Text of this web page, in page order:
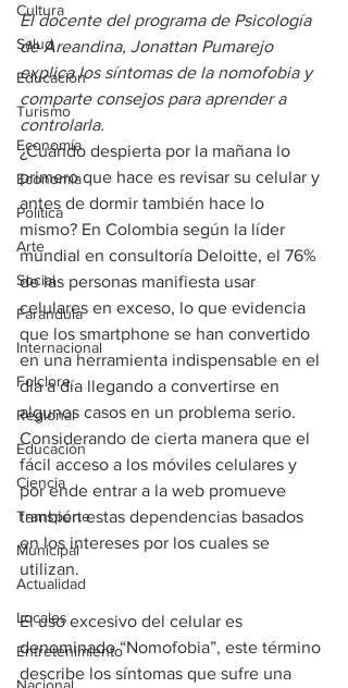
Cultura
Salud
Educación
Turismo
Economía
Economía
Política
Arte
Social
Farandula
Internacional
Folclore
Regional
Educación
Ciencia
Transporte
Municipal
Actualidad
Locales
Entretenimiento
El docente del programa de Psicología
de Areandina, Jonattan Pumarejo
explica los síntomas de la nomofobia y
comparte consejos para aprender a
controlarla.
¿Cuándo despierta por la mañana lo
primero que hace es revisar su celular y
antes de dormir también hace lo
mismo? En Colombia según la líder
mundial en consultoría Deloitte, el 76%
de las personas manifiesta usar
celulares en exceso, lo que evidencia
que los smartphone se han convertido
en una herramienta indispensable en el
día a día llegando a convertirse en
algunos casos en un problema serio.
Considerando de cierta manera que el
fácil acceso a los móviles celulares y
por ende entrar a la web promueve
también estas dependencias basados
en los intereses por los cuales se
utilizan.
El uso excesivo del celular es
denominado “Nomofobia”, este término
describe los síntomas que sufre una